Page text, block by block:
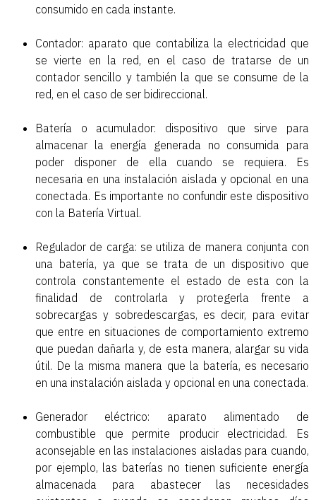
consumido en cada instante.
Contador: aparato que contabiliza la electricidad que
se vierte en la red, en el caso de tratarse de un
contador sencillo y también la que se consume de la
red, en el caso de ser bidireccional.
Batería o acumulador: dispositivo que sirve para
almacenar la energía generada no consumida para
poder disponer de ella cuando se requiera. Es
necesaria en una instalación aislada y opcional en una
conectada. Es importante no confundir este dispositivo
con la Batería Virtual.
Regulador de carga: se utiliza de manera conjunta con
una batería, ya que se trata de un dispositivo que
controla constantemente el estado de esta con la
finalidad de controlarla y protegerla frente a
sobrecargas y sobredescargas, es decir, para evitar
que entre en situaciones de comportamiento extremo
que puedan dañarla y, de esta manera, alargar su vida
útil. De la misma manera que la batería, es necesario
en una instalación aislada y opcional en una conectada.
Generador eléctrico: aparato alimentado de
combustible que permite producir electricidad. Es
aconsejable en las instalaciones aisladas para cuando,
por ejemplo, las baterías no tienen suficiente energía
almacenada para abastecer las necesidades